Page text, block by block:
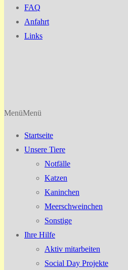
FAQ
Anfahrt
Links
MenüMenü
Startseite
Unsere Tiere
Notfälle
Katzen
Kaninchen
Meerschweinchen
Sonstige
Ihre Hilfe
Aktiv mitarbeiten
Social Day Projekte